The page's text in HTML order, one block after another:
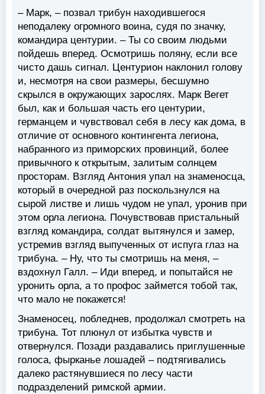
– Марк, – позвал трибун находившегося
неподалеку огромного воина, судя по значку,
командира центурии. – Ты со своим людьми
пойдешь вперед. Осмотришь поляну, если все
чисто дашь сигнал. Центурион наклонил голову
и, несмотря на свои размеры, бесшумно
скрылся в окружающих зарослях. Марк Вегет
был, как и большая часть его центурии,
германцем и чувствовал себя в лесу как дома, в
отличие от основного контингента легиона,
набранного из приморских провинций, более
привычного к открытым, залитым солнцем
просторам. Взгляд Антония упал на знаменосца,
который в очередной раз поскользнулся на
сырой листве и лишь чудом не упал, уронив при
этом орла легиона. Почувствовав пристальный
взгляд командира, солдат вытянулся и замер,
устремив взгляд выпученных от испуга глаз на
трибуна. – Ну, что ты смотришь на меня, –
вздохнул Галл. – Иди вперед, и попытайся не
уронить орла, а то профос займется тобой так,
что мало не покажется!
Знаменосец, побледнев, продолжал смотреть на
трибуна. Тот плюнул от избытка чувств и
отвернулся. Позади раздавались приглушенные
голоса, фырканье лошадей – подтягивались
далеко растянувшиеся по лесу части
подразделений римской армии.